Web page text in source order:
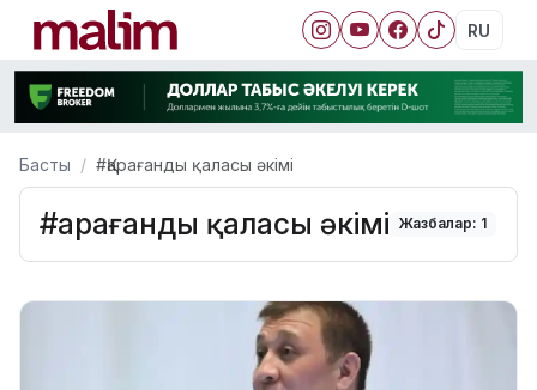
RU
Басты #Қарағанды қаласы әкімі
#Қарағанды қаласы әкімі Жазбалар: 1